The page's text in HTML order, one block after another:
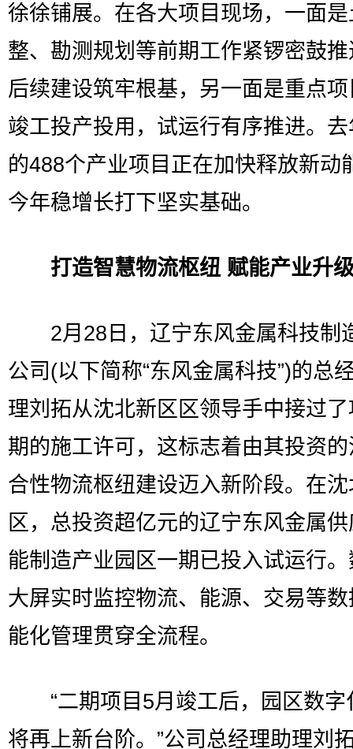
徐徐铺展。在各大项目现场，一面
整、勘测规划等前期工作紧锣密鼓
后续建设筑牢根基，另一面是重点
竣工投产投用，试运行有序推进。
的488个产业项目正在加快释放新动
今年稳增长打下坚实基础。
打造智慧物流枢纽 赋能产业升
2月28日，辽宁东风金属科技制
公司(以下简称“东风金属科技”)的总
理刘拓从沈北新区区领导手中接过
期的施工许可，这标志着由其投资
合性物流枢纽建设迈入新阶段。在
区，总投资超亿元的辽宁东风金属
能制造产业园区一期已投入试运行
大屏实时监控物流、能源、交易等
能化管理贯穿全流程。
“二期项目5月竣工后，园区数字
将再上新台阶。”公司总经理助理刘